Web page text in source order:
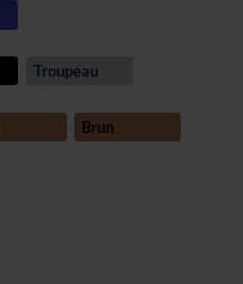
Troupeau
Brun